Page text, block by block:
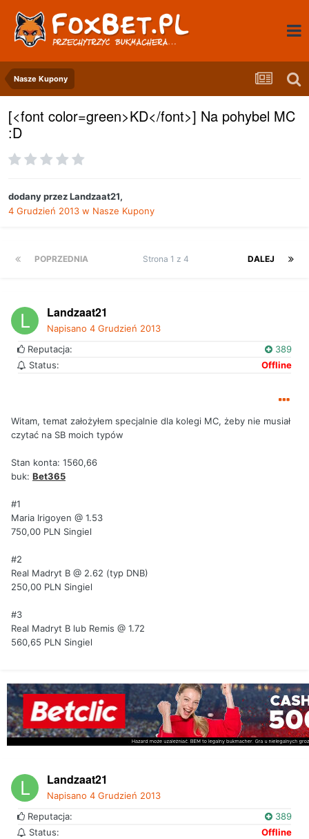
Nasze Kupony
[<font color=green>KD</font>] Na pohybel MC
:D
dodany przezLandzaat21,
4 Grudzień 2013 w Nasze Kupony
POPRZEDNIA DALEJ
Strona 1 z 4
Landzaat21
Napisano 4 Grudzień 2013
Reputacja:
389
Status:
Offline
Witam, temat założyłem specjalnie dla kolegi MC, żeby nie musiał
czytać na SB moich typów
Stan konta: 1560,66
buk: Bet365
#1
Maria Irigoyen @ 1.53
750,00 PLN Singiel
#2
Real Madryt B @ 2.62 (typ DNB)
250,00 PLN Singiel
#3
Real Madryt B lub Remis @ 1.72
560,65 PLN Singiel
Landzaat21
Napisano 4 Grudzień 2013
Reputacja:
389
Status:
Offline